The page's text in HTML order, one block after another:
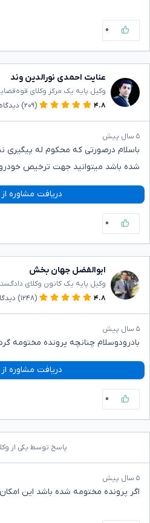
۰
عنایت احمدی نورالدین وند
وکیل پایه یک مرکز وکلای
۴.۸
(۲۰۹) دیدگاه
۵ سال پیش
باسلام درصورتی که محکوم له پیگیری
شده باشد میتوانید جهت ترخیص خودرو
دریافت مشاوره
۰
ابوالفضل جهان بخش
وکیل پایه یک کانون وکلای
۴.۸
(۱۲۴۸)
۵ سال پیش
بادرودوسلام چنانچه پرونده مختومه
دریافت مشاوره
۰
پاسخ توسط یکی از
۵ سال پیش
اگر پرونده مختومه شده باشد این امکان